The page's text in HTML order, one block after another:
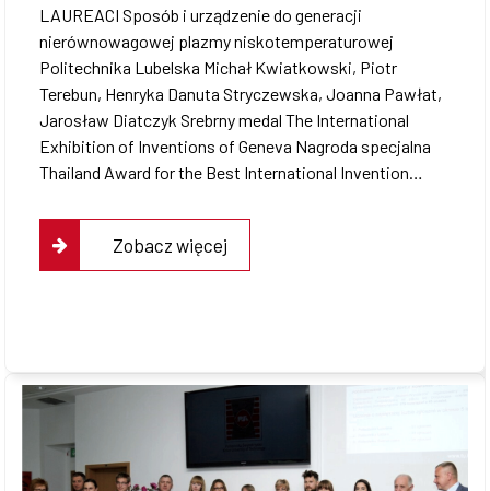
LAUREACI Sposób i urządzenie do generacji
nierównowagowej plazmy niskotemperaturowej
Politechnika Lubelska Michał Kwiatkowski, Piotr
Terebun, Henryka Danuta Stryczewska, Joanna Pawłat,
Jarosław Diatczyk Srebrny medal The International
Exhibition of Inventions of Geneva Nagroda specjalna
Thailand Award for the Best International Invention…
Zobacz więcej
Sklep PŚk
Kontakt